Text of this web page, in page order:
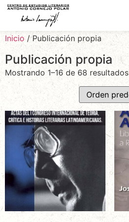
Inicio/ Publicación propia
Publicación propia
Mostrando 1–16 de 68 resultados